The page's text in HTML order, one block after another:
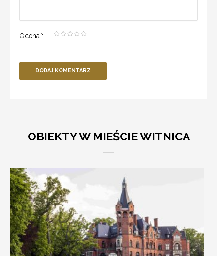
Ocena*:
DODAJ KOMENTARZ
OBIEKTY W MIEŚCIE WITNICA